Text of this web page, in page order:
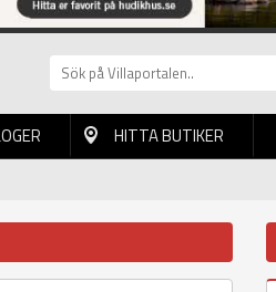
HITTA BUTIKER